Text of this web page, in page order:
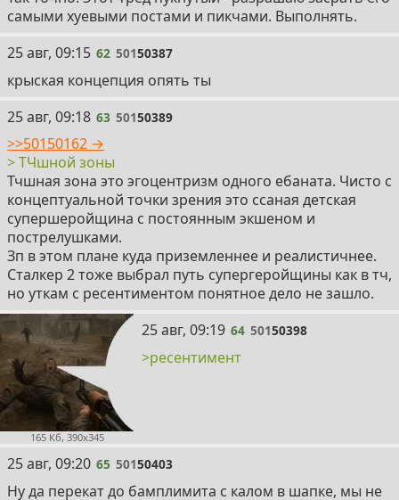
самыми хуевыми постами и пикчами. Выполнять.
62
25 авг, 09:15 62 50150387
крыская концепция опять ты
63
25 авг, 09:18 63 50150389
>>50150162 →
> ТЧшной зоны
Тчшная зона это эгоцентризм одного ебаната. Чисто с
концептуальной точки зрения это ссаная детская
супершеройщина с постоянным экшеном и
пострелушками.
Зп в этом плане куда приземленнее и реалистичнее.
Сталкер 2 тоже выбрал путь супергеройщины как в тч,
но уткам с ресентиментом понятное дело не зашло.
165 Кб, 390x345
64
25 авг, 09:19 64 50150398
>ресентимент
65
25 авг, 09:20 65 50150403
Ну да перекат до бамплимита с калом в шапке, мы не